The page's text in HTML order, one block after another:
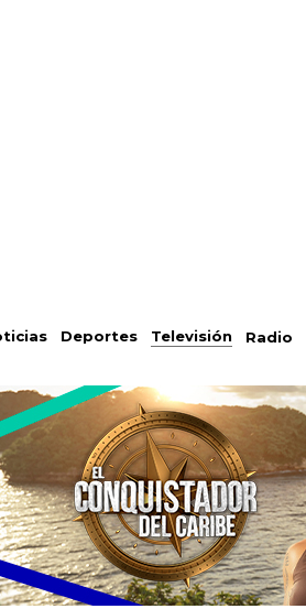
Deportes Televisión Radio